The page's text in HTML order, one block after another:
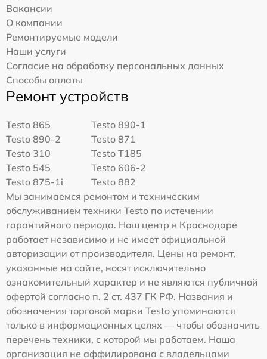
Вакансии
О компании
Ремонтируемые модели
Наши услуги
Согласие на обработку персональных данных
Способы оплаты
Ремонт устройств
Testo 865
Testo 890-1
Testo 890-2
Testo 871
Testo 310
Testo T185
Testo 545
Testo 606-2
Testo 875-1i
Testo 882
Мы занимаемся ремонтом и техническим
обслуживанием техники Testo по истечении
гарантийного периода. Наш центр в Краснодаре
работает независимо и не имеет официальной
авторизации от производителя. Цены на ремонт,
указанные на сайте, носят исключительно
ознакомительный характер и не являются публичной
офертой согласно п. 2 ст. 437 ГК РФ. Названия и
обозначения торговой марки Testo упоминаются
только в информационных целях — чтобы обозначить
перечень техники, с которой мы работаем. Наша
организация не аффилирована с владельцами